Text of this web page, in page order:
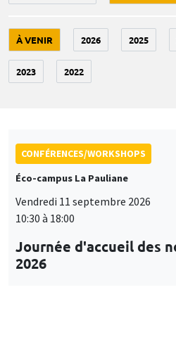
À VENIR 2026 2025
2023 2022
CONFÉRENCES/WORKSHOPS
Éco-campus La Pauliane
Vendredi 11 septembre 2026
10:30 à 18:00
Journée d'accueil des
2026